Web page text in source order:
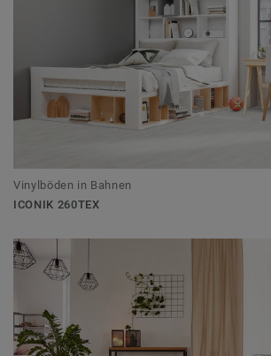
Vinylböden in Bahnen
ICONIK 260TEX